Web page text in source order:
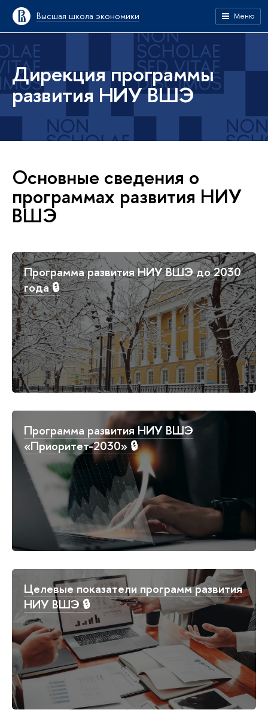
Высшая школа экономики Меню
Дирекция программы
развития НИУ ВШЭ
Основные сведения о
программах развития НИУ
ВШЭ
Программа развития НИУ ВШЭ до 2030
года 🔒
Программа развития НИУ ВШЭ
«Приоритет-2030» 🔒
Целевые показатели программ развития
НИУ ВШЭ 🔒